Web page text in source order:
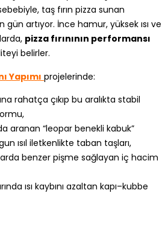
taş fırın pizza sunan
artıyor. İnce hamur, yüksek ısı ve
pizza fırınının performansı
belirler.
Yapımı projelerinde:
rahatça çıkıp bu aralıkta stabil
aranan “leopar benekli kabuk”
ısıl iletkenlikte taban taşları,
benzer pişme sağlayan iç hacim
ısı kaybını azaltan kapı–kubbe